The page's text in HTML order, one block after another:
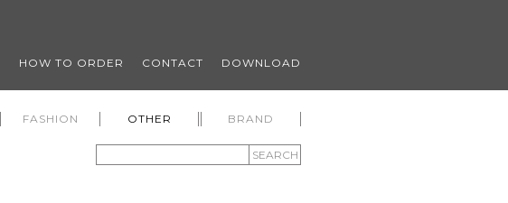
HOW TO ORDER CONTACT DOWNLOAD
FASHION OTHER BRAND
SEARCH